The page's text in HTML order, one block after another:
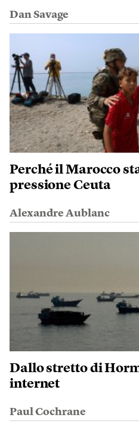
Dan Savage
Perché il Marocco
pressione Ceuta
Alexandre Aublanc
Dallo stretto di
internet
Paul Cochrane